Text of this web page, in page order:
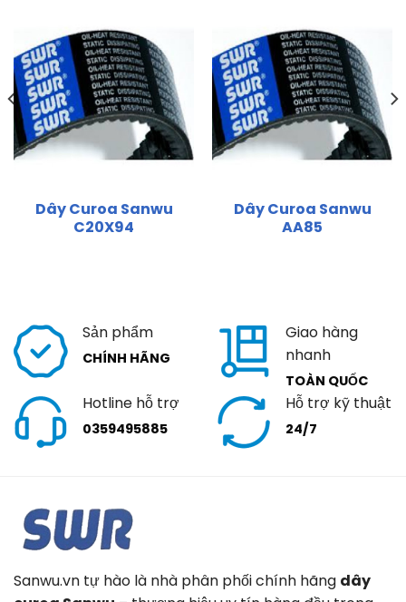
Dây Curoa Sanwu
C20X94
Dây Curoa Sanwu
AA85
Sản phẩm
CHÍNH HÃNG
Giao hàng
nhanh
TOÀN QUỐC
Hotline hỗ trợ
0359495885
Hỗ trợ kỹ thuật
24/7
Sanwu.vn tự hào là nhà phân phối chính hãng dây